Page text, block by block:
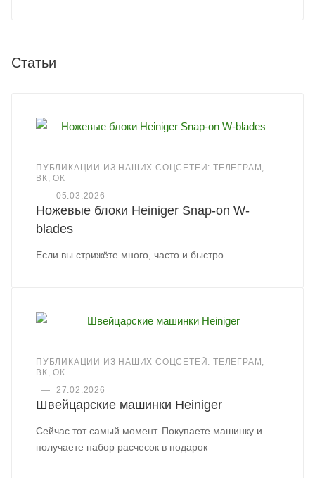
Статьи
ПУБЛИКАЦИИ ИЗ НАШИХ СОЦСЕТЕЙ: ТЕЛЕГРАМ,
ВК, ОК
—
05.03.2026
Ножевые блоки Heiniger Snap-on W-
blades
Если вы стрижёте много, часто и быстро
ПУБЛИКАЦИИ ИЗ НАШИХ СОЦСЕТЕЙ: ТЕЛЕГРАМ,
ВК, ОК
—
27.02.2026
Швейцарские машинки Heiniger
Сейчас тот самый момент. Покупаете машинку и
получаете набор расчесок в подарок